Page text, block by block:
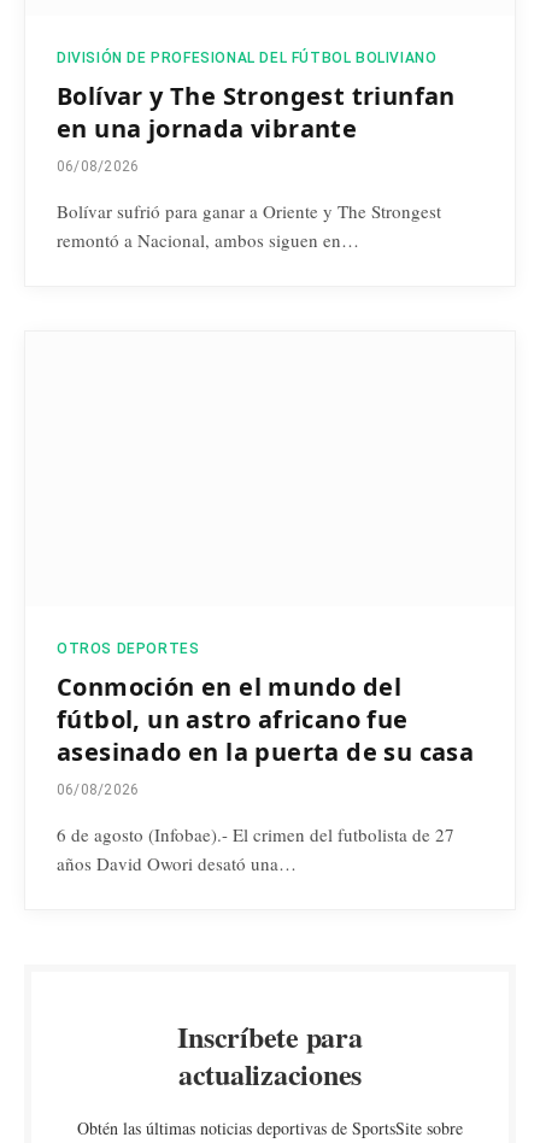
DIVISIÓN DE PROFESIONAL DEL FÚTBOL BOLIVIANO
Bolívar y The Strongest triunfan
en una jornada vibrante
06/08/2026
Bolívar sufrió para ganar a Oriente y The Strongest
remontó a Nacional, ambos siguen en…
OTROS DEPORTES
Conmoción en el mundo del
fútbol, un astro africano fue
asesinado en la puerta de su casa
06/08/2026
6 de agosto (Infobae).- El crimen del futbolista de 27
años David Owori desató una…
Inscríbete para
actualizaciones
Obtén las últimas noticias deportivas de SportsSite sobre